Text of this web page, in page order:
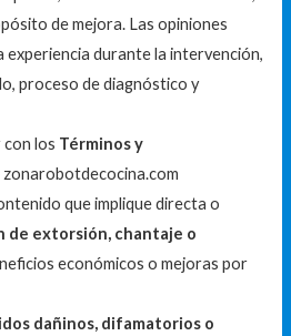
de mejora. Las opiniones
experiencia durante la intervención,
proceso de diagnóstico y
con los Términos y
zonarobotdecocina.com
que implique directa o
de extorsión, chantaje o
económicos o mejoras por
dañinos, difamatorios o